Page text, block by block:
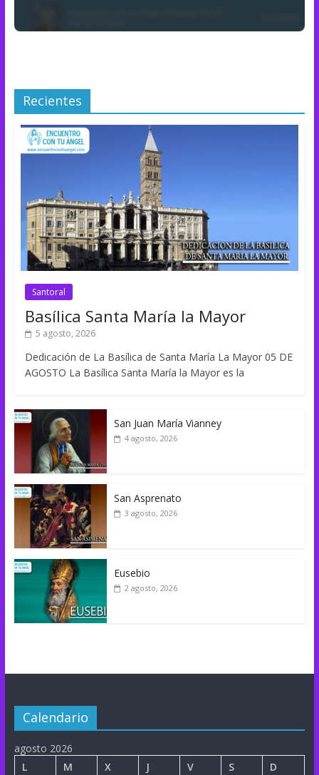
Recientes
Santoral
Basílica Santa María la Mayor
5 agosto, 2026
Dedicación de La Basílica de Santa María La Mayor 05 DE
AGOSTO La Basílica Santa María la Mayor es la
San Juan María Vianney
4 agosto, 2026
San Asprenato
3 agosto, 2026
Eusebio
2 agosto, 2026
Calendario
agosto 2026
L
M X J V S
D